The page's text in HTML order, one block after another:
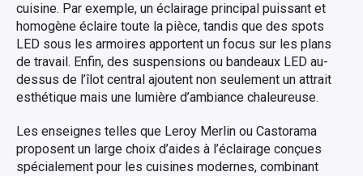
cuisine. Par exemple, un éclairage principal puissant et
homogène éclaire toute la pièce, tandis que des spots
LED sous les armoires apportent un focus sur les plans
de travail. Enfin, des suspensions ou bandeaux LED au-
dessus de l’îlot central ajoutent non seulement un attrait
esthétique mais une lumière d’ambiance chaleureuse.
Les enseignes telles que Leroy Merlin ou Castorama
proposent un large choix d’aides à l’éclairage conçues
spécialement pour les cuisines modernes, combinant